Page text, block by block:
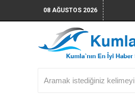
08 AĞUSTOS 2026